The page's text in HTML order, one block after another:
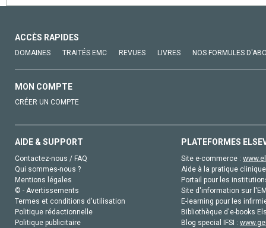
ACCÈS RAPIDES
DOMAINES TRAITÉS EMC REVUES LIVRES NOS FORMULES
MON COMPTE
CRÉER UN COMPTE
AIDE & SUPPORT
Contactez-nous / FAQ
Qui sommes-nous ?
Mentions légales
© - Avertissements
Termes et conditions d'utilisation
Politique rédactionnelle
Politique publicitaire
PLATEFORMES
Site e-commerce :
Aide à la pratique
Portail pour les
Site d'information sur
E-learning pour les
Bibliothèque d'e-books
Blog special IFSI :